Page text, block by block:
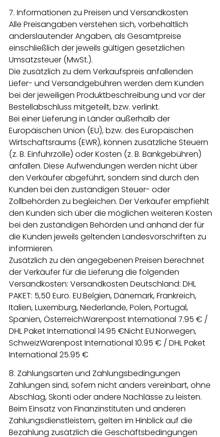
7. Informationen zu Preisen und Versandkosten
Alle Preisangaben verstehen sich, vorbehaltlich
anderslautender Angaben, als Gesamtpreise
einschließlich der jeweils gültigen gesetzlichen
Umsatzsteuer (MwSt.).
Die zusätzlich zu dem Verkaufspreis anfallenden
Liefer- und Versandgebühren werden dem Kunden
bei der jeweiligen Produktbeschreibung und vor der
Bestellabschluss mitgeteilt, bzw. verlinkt.
Bei einer Lieferung in Länder außerhalb der
Europäischen Union (EU), bzw. des Europäischen
Wirtschaftsraums (EWR), können zusätzliche Steuern
(z. B. Einfuhrzölle) oder Kosten (z. B. Bankgebühren)
anfallen. Diese Aufwendungen werden nicht über
den Verkäufer abgeführt, sondern sind durch den
Kunden bei den zuständigen Steuer- oder
Zollbehörden zu begleichen. Der Verkäufer empfiehlt
den Kunden sich über die möglichen weiteren Kosten
bei den zuständigen Behörden und anhand der für
die Kunden jeweils geltenden Landesvorschriften zu
informieren.
Zusätzlich zu den angegebenen Preisen berechnet
der Verkäufer für die Lieferung die folgenden
Versandkosten: Versandkosten Deutschland: DHL
PAKET: 5,50 Euro. EU:Belgien, Dänemark, Frankreich,
Italien, Luxemburg, Niederlande, Polen, Portugal,
Spanien, ÖsterreichWarenpost International 7.95 € /
DHL Paket International 14.95 €Nicht EU:Norwegen,
SchweizWarenpost International 10.95 € / DHL Paket
International 25.95 €
8. Zahlungsarten und Zahlungsbedingungen
Zahlungen sind, sofern nicht anders vereinbart, ohne
Abschlag, Skonti oder andere Nachlässe zu leisten.
Beim Einsatz von Finanzinstituten und anderen
Zahlungsdienstleistern, gelten im Hinblick auf die
Bezahlung zusätzlich die Geschäftsbedingungen